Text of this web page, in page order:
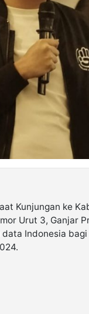
Kunjungan ke
Urut 3, Ganjar
Indonesia